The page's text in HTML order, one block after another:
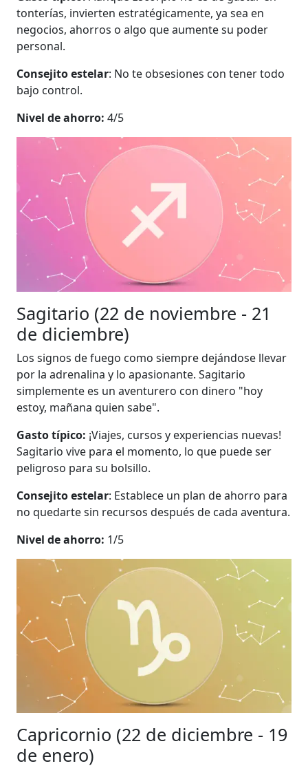
tonterías, invierten estratégicamente, ya sea en
negocios, ahorros o algo que aumente su poder
personal.
Consejito estelar: No te obsesiones con tener todo
bajo control.
Nivel de ahorro: 4/5
Sagitario (22 de noviembre - 21
de diciembre)
Los signos de fuego como siempre dejándose llevar
por la adrenalina y lo apasionante. Sagitario
simplemente es un aventurero con dinero "hoy
estoy, mañana quien sabe".
Gasto típico: ¡Viajes, cursos y experiencias nuevas!
Sagitario vive para el momento, lo que puede ser
peligroso para su bolsillo.
Consejito estelar: Establece un plan de ahorro para
no quedarte sin recursos después de cada aventura.
Nivel de ahorro: 1/5
Capricornio (22 de diciembre - 19
de enero)